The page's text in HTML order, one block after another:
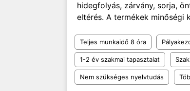
hidegfolyás, zárvány, sorja,
eltérés. A termékek minőségi
Teljes munkaidő 8 óra
1-2 év szakmai tapasztalat
Nem szükséges nyelvtudás